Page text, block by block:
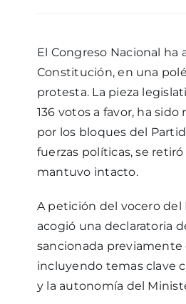
El Congreso Nacional ha
Constitución, en una
protesta. La pieza
136 votos a favor, ha
por los bloques del
fuerzas políticas, se
mantuvo intacto.
A petición del vocero del
acogió una declaratoria
sancionada previamente
incluyendo temas clave
y la autonomía del